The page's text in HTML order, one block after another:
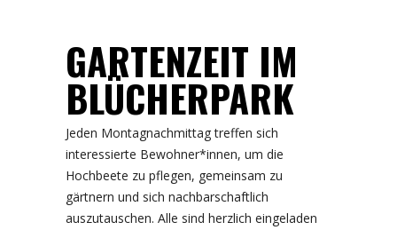
GARTENZEIT IM
BLÜCHERPARK
Jeden Montagnachmittag treffen sich
interessierte Bewohner*innen, um die
Hochbeete zu pflegen, gemeinsam zu
gärtnern und sich nachbarschaftlich
auszutauschen. Alle sind herzlich eingeladen